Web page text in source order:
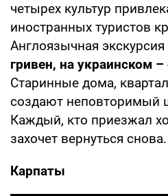
четырех культур
иностранных туристов
Англоязычная экскурсия
гривен, на украинском –
Старинные дома,
создают неповторимый
Каждый, кто приезжал
захочет вернуться снова.
Карпаты